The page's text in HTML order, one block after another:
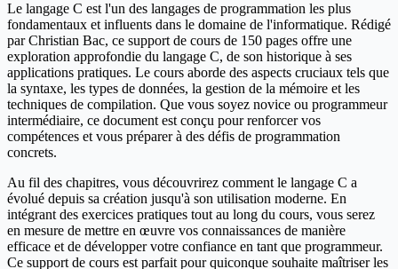
Le langage C est l'un des langages de programmation les plus
fondamentaux et influents dans le domaine de l'informatique. Rédigé
par Christian Bac, ce support de cours de 150 pages offre une
exploration approfondie du langage C, de son historique à ses
applications pratiques. Le cours aborde des aspects cruciaux tels que
la syntaxe, les types de données, la gestion de la mémoire et les
techniques de compilation. Que vous soyez novice ou programmeur
intermédiaire, ce document est conçu pour renforcer vos
compétences et vous préparer à des défis de programmation
concrets.
Au fil des chapitres, vous découvrirez comment le langage C a
évolué depuis sa création jusqu'à son utilisation moderne. En
intégrant des exercices pratiques tout au long du cours, vous serez
en mesure de mettre en œuvre vos connaissances de manière
efficace et de développer votre confiance en tant que programmeur.
Ce support de cours est parfait pour quiconque souhaite maîtriser les